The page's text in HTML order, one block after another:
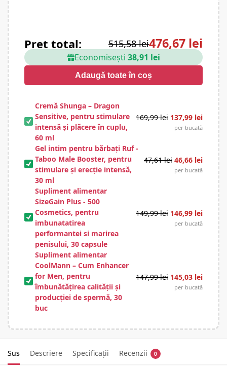
Preț total: 515,58 lei476,67 lei
Economisești 38,91 lei
Adaugă toate în coș
Cremă Shunga – Dragon
Sensitive, pentru stimulare
intensă și plăcere în cuplu,
60 ml
169,99lei 137,99 lei
per bucată
Gel intim pentru bărbați Ruf -
Taboo Male Booster, pentru
stimulare și erecție intensă,
30 ml
47,61lei 46,66 lei
per bucată
Supliment alimentar
SizeGain Plus - 500
Cosmetics, pentru
imbunatatirea
performantei si marirea
penisului, 30 capsule
149,99lei 146,99 lei
per bucată
Supliment alimentar
CoolMann – Cum Enhancer
for Men, pentru
îmbunătățirea calității și
producției de spermă, 30
buc
147,99lei 145,03 lei
per bucată
Sus Descriere Specificații Recenzii 0